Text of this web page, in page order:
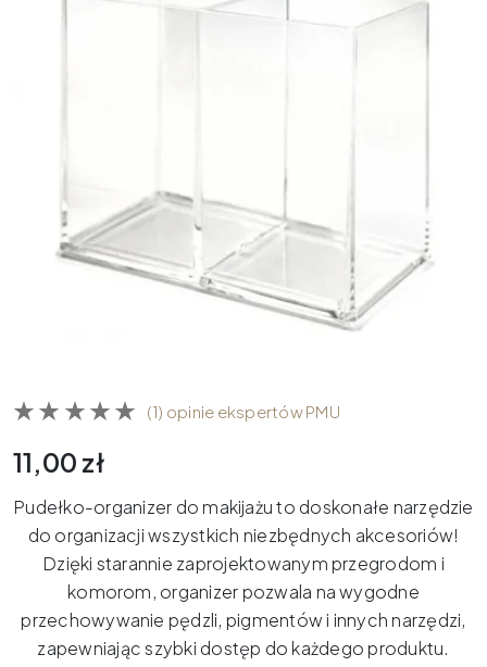
(1) opinie ekspertów PMU
11,00 zł
Pudełko-organizer do makijażu to doskonałe narzędzie
do organizacji wszystkich niezbędnych akcesoriów!
Dzięki starannie zaprojektowanym przegrodom i
komorom, organizer pozwala na wygodne
przechowywanie pędzli, pigmentów i innych narzędzi,
zapewniając szybki dostęp do każdego produktu.